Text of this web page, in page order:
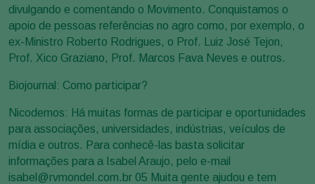
divulgando e comentando o Movimento. Conquistamos o
apoio de pessoas referências no agro como, por exemplo, o
ex-Ministro Roberto Rodrigues, o Prof. Luiz José Tejon,
Prof. Xico Graziano, Prof. Marcos Fava Neves e outros.
Biojournal: Como participar?
Nicodemos: Há muitas formas de participar e oportunidades
para associações, universidades, indústrias, veículos de
mídia e outros. Para conhecê-las basta solicitar
informações para a Isabel Araujo, pelo e-mail
isabel@rvmondel.com.br 05 Muita gente ajudou e tem